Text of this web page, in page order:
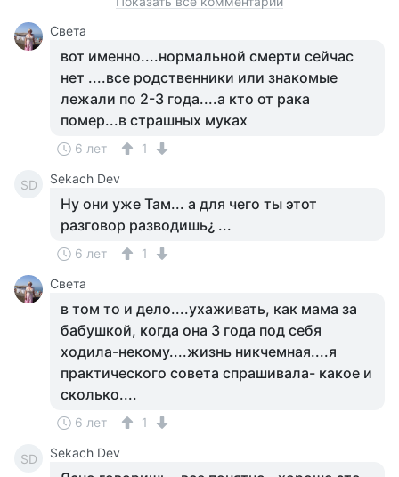
Света
вот именно....нормальной смерти сейчас
нет ....все родственники или знакомые
лежали по 2-3 года....а кто от рака
помер...в страшных муках
6 лет 1
SD Sekach Dev
Ну они уже Там... а для чего ты этот
разговор разводишь¿ ...
6 лет
1
Света
в том то и дело....ухаживать, как мама за
бабушкой, когда она 3 года под себя
ходила-некому....жизнь никчемная....я
практического совета спрашивала- какое и
сколько....
6 лет 1
SD Sekach Dev